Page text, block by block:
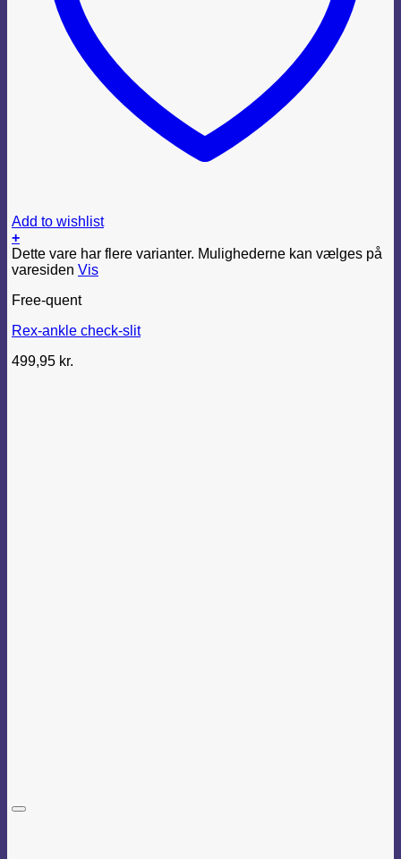
Add to wishlist
+
Dette vare har flere varianter. Mulighederne kan vælges på
varesiden Vis
Free-quent
Rex-ankle check-slit
499,95 kr.